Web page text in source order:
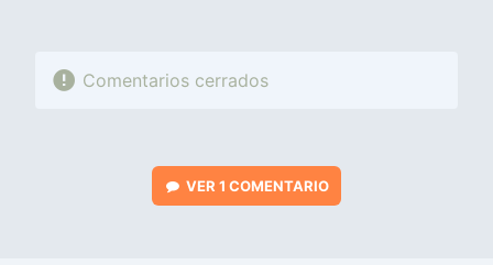
Comentarios cerrados
VER 1 COMENTARIO